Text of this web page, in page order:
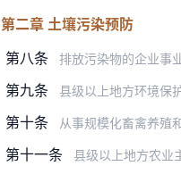
第二章 土壤污染预防
第八条
排放污染物的企业事业
第九条 县级以上地方环境保
第十条 从事规模化畜禽养殖
第十一条 县级以上地方农业主管